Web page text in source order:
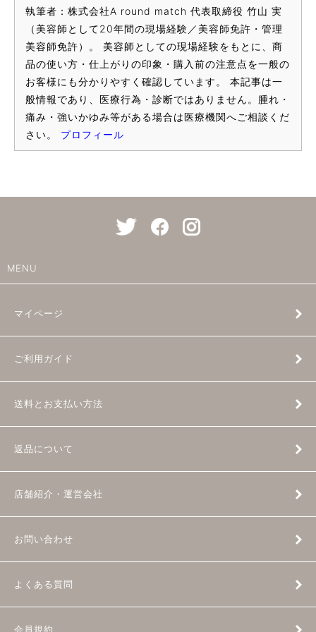
執筆者：株式会社A round match 代表取締役 竹山 実
（美容師として20年間の現場経験／美容師免許・管理
美容師免許）。 美容師としての現場経験をもとに、商
品の使い方・仕上がりの印象・購入前の注意点を一般の
お客様にも分かりやすく確認しています。 本記事は一
般情報であり、医療行為・診断ではありません。腫れ・
痛み・強いかゆみ等がある場合は医療機関へご相談くだ
さい。 プロフィール
MENU
マイページ
ご利用ガイド
送料とお支払い方法
返品について
店舗紹介・運営会社
お問い合わせ
よくある質問
会員規約